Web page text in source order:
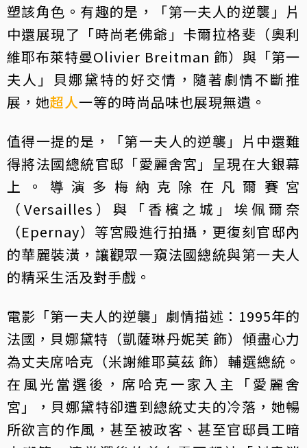
塑該角色。有趣的是，「第一夫人的逆襲」片
中還展現了「時尚老佛爺」卡爾拉格斐（奧利
維耶布萊特曼Olivier Breitman 飾）與「第一
夫人」貝娜黛特的好交情，隨著劇情不斷推
展，她超人一等的時尚品味也展現無遺。
值得一提的是，「第一夫人的逆襲」片中還難
得將法國總統官邸「愛麗舍宮」呈現在大銀幕
上。導演多梅納克除在凡爾賽宮
（Versailles）與「香檳之城」埃佩爾奈
（Epernay）等宮殿進行拍攝，更復刻官邸內
的華麗裝潢，讓觀眾一窺法國總統與第一夫人
的精采生活及對手戲。
電影「第一夫人的逆襲」劇情描述：1995年的
法國，貝娜黛特（凱薩琳丹妮芙 飾）傾盡心力
為丈夫席哈克（米謝維耶莫茲 飾）輔選總統。
在風光當選後，席哈克一家入主「愛麗舍
宮」，貝娜黛特卻遭到總統丈夫的冷落，她暢
所欲言的作風，甚至被政客、甚至官邸員工暗